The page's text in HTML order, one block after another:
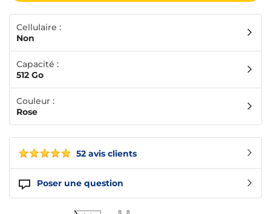
52 avis clients
Poser une question
Cellulaire :
Non
Capacité :
512 Go
Couleur :
Rose